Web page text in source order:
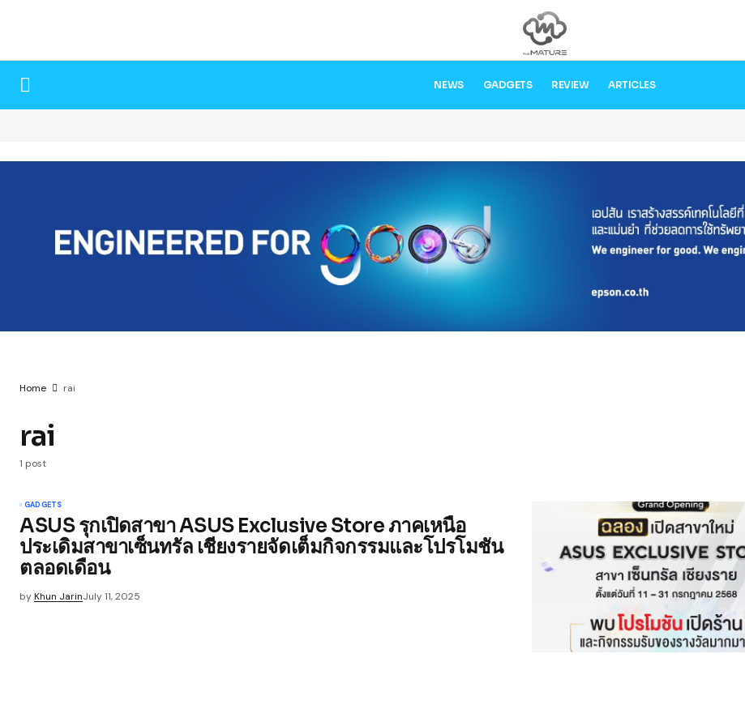
NEWS GADGETS REVIEW ARTICLES
Home rai
rai
1 post
GADGETS
ASUS รุกเปิดสาขา ASUS Exclusive Store ภาคเหนือ
ประเดิมสาขาเซ็นทรัล เชียงรายจัดเต็มกิจกรรมและโปรโมชัน
ตลอดเดือน
byKhun JarinJuly 11, 2025